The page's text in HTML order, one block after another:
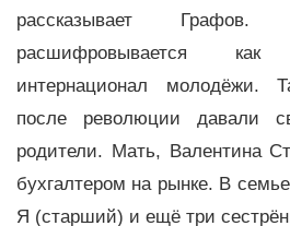
рассказывает
расшифровывается как
интернационал молодёжи.
после революции давали
родители. Мать, Валентина
бухгалтером на рынке. В
Я (старший) и ещё три